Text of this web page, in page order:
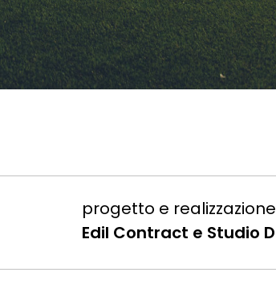
progetto e realizzazione
Edil Contract e Studio